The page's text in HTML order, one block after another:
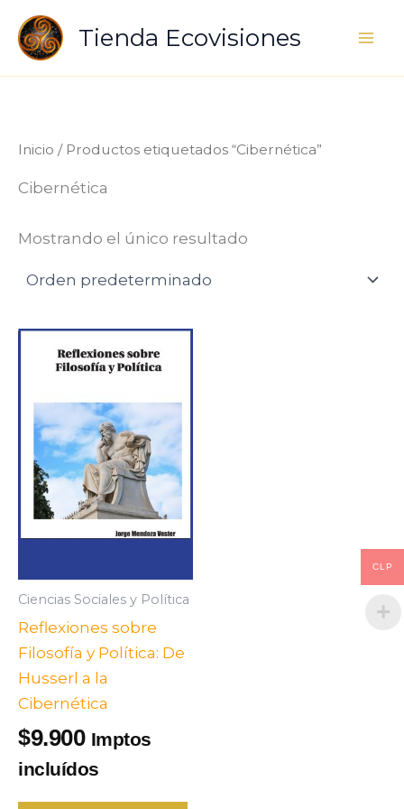
contenido
Tienda Ecovisiones
Inicio / Productos etiquetados “Cibernética”
Cibernética
Mostrando el único resultado
Ciencias Sociales y Política
Reflexiones sobre
Filosofía y Política: De
Husserl a la
Cibernética
$9.900 Imptos
incluídos
CLP